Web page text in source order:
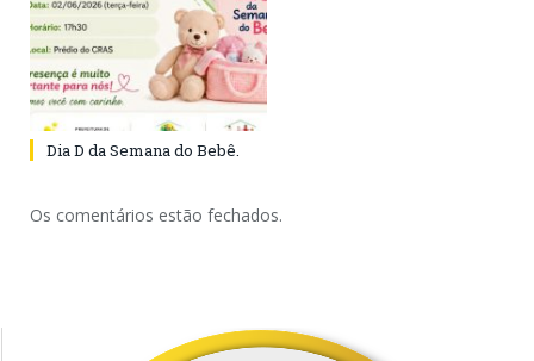
Dia D da Semana do Bebê.
Os comentários estão fechados.